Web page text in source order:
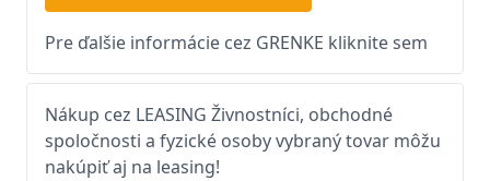
Pre ďalšie informácie cez GRENKE kliknite sem
Nákup cez LEASING Živnostníci, obchodné
spoločnosti a fyzické osoby vybraný tovar môžu
nakúpiť aj na leasing!